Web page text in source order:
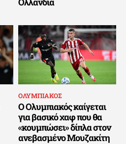
ΟΛΥΜΠΙΑΚΟΣ
Ο Ολυμπιακός καίγεται
για βασικό χαφ που θα
«κουμπώσει» δίπλα στον
ανεβασμένο Μουζακίτη